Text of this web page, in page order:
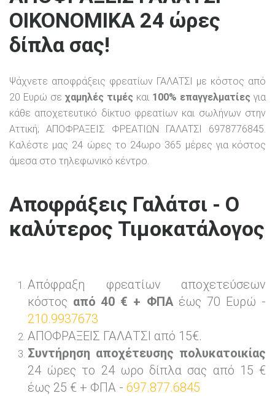
ΟΙΚΟΝΟΜΙΚΑ 24 ώρες
δίπλα σας!
Ψάχνετε αποφράξεις φρεατίων ΓΑΛΑΤΣΙ με κόστος από
20 Ευρώ σε χαμηλές τιμές και 100% επαγγελματίες για
κάθε αποχετευτικό δίκτυο φρεατίων και σωλήνων στην
Αττική; ΑΠΟΦΡΑΞΕΙΣ ΦΡΕΑΤΙΩΝ ΓΑΛΑΤΣΙ 6978776845.
Καλέστε μας 24 ώρες το 24ωρο 365 μέρες για κόστος
άμεσα στο τηλεφωνικό κέντρο.
Αποφράξεις Γαλάτσι - Ο
καλύτερος Τιμοκατάλογος
Απόφραξη φρεατίων αποχετεύσεων
κόστος από 40 € + ΦΠΑέως 70 Ευρώ -
210.9937673
ΑΠΟΦΡΑΞΕΙΣ ΓΑΛΑΤΣΙ από 15€.
Συντήρηση αποχέτευσης πολυκατοικίας
24 ώρες το 24 ωρο δίπλα σας από 15 €
έως 25 € + ΦΠΑ - 697.877.6845